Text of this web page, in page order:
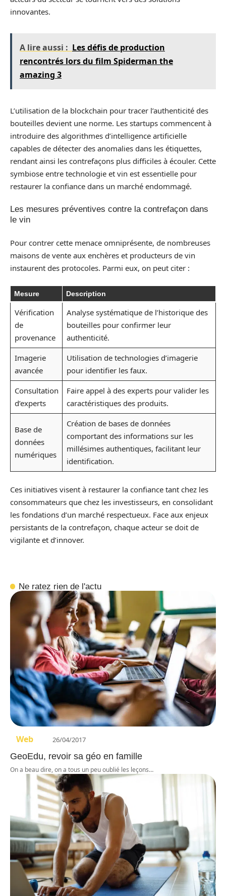
innovantes.
A lire aussi : Les défis de production
rencontrés lors du film Spiderman the
amazing 3
L’utilisation de la blockchain pour tracer l’authenticité des
bouteilles devient une norme. Les startups commencent à
introduire des algorithmes d’intelligence artificielle
capables de détecter des anomalies dans les étiquettes,
rendant ainsi les contrefaçons plus difficiles à écouler. Cette
symbiose entre technologie et vin est essentielle pour
restaurer la confiance dans un marché endommagé.
Les mesures préventives contre la contrefaçon dans
le vin
Pour contrer cette menace omniprésente, de nombreuses
maisons de vente aux enchères et producteurs de vin
instaurent des protocoles. Parmi eux, on peut citer :
Mesure Description
Vérification
de
provenance
Analyse systématique de l’historique des
bouteilles pour confirmer leur
authenticité.
Imagerie
avancée
Utilisation de technologies d’imagerie
pour identifier les faux.
Consultation
d’experts
Faire appel à des experts pour valider les
caractéristiques des produits.
Base de
données
numériques
Création de bases de données
comportant des informations sur les
millésimes authentiques, facilitant leur
identification.
Ces initiatives visent à restaurer la confiance tant chez les
consommateurs que chez les investisseurs, en consolidant
les fondations d’un marché respectueux. Face aux enjeux
persistants de la contrefaçon, chaque acteur se doit de
vigilante et d’innover.
Ne ratez rien de l'actu
Web 26/04/2017
GeoEdu, revoir sa géo en famille
On a beau dire, on a tous un peu oublié les leçons…